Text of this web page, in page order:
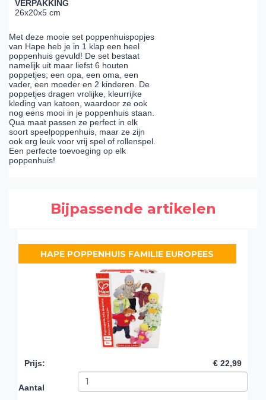
VERPAKKING
26x20x5 cm
Met deze mooie set poppenhuispopjes
van Hape heb je in 1 klap een heel
poppenhuis gevuld! De set bestaat
namelijk uit maar liefst 6 houten
poppetjes; een opa, een oma, een
vader, een moeder en 2 kinderen. De
poppetjes dragen vrolijke, kleurrijke
kleding van katoen, waardoor ze ook
nog eens mooi in je poppenhuis staan.
Qua maat passen ze perfect in elk
soort speelpoppenhuis, maar ze zijn
ook erg leuk voor vrij spel of rollenspel.
Een perfecte toevoeging op elk
poppenhuis!
Bijpassende artikelen
HAPE POPPENHUIS FAMILIE EUROPEES
Prijs: € 22,99
Aantal